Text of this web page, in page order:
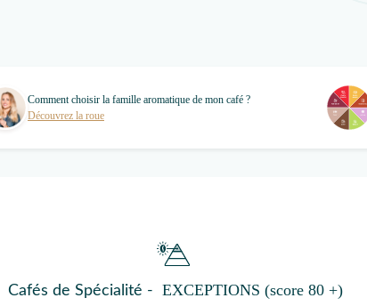
Comment choisir la famille aromatique de mon café ?
Découvrez la roue
Cafés de Spécialité - EXCEPTIONS (score 80 +)